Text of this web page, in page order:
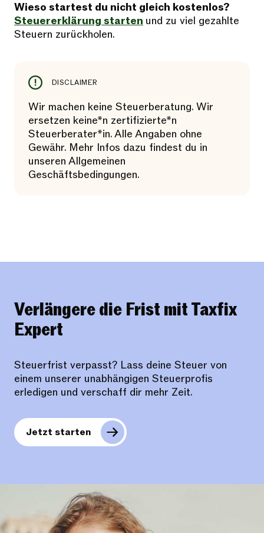
Wieso startest du nicht gleich kostenlos?
Steuererklärung starten und zu viel gezahlte
Steuern zurückholen.
DISCLAIMER
Wir machen keine Steuerberatung. Wir
ersetzen keine*n zertifizierte*n
Steuerberater*in. Alle Angaben ohne
Gewähr. Mehr Infos dazu findest du in
unseren Allgemeinen
Geschäftsbedingungen.
Verlängere die Frist mit Taxfix
Expert
Steuerfrist verpasst? Lass deine Steuer von
einem unserer unabhängigen Steuerprofis
erledigen und verschaff dir mehr Zeit.
Jetzt starten